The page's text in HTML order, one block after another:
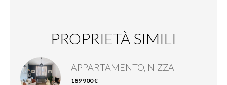
PROPRIETÀ SIMILI
APPARTAMENTO, NIZZA
189 900 €